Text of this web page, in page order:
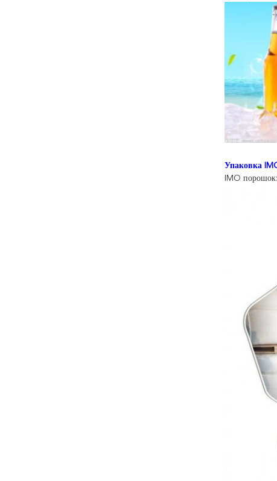
Упаковка
IMO